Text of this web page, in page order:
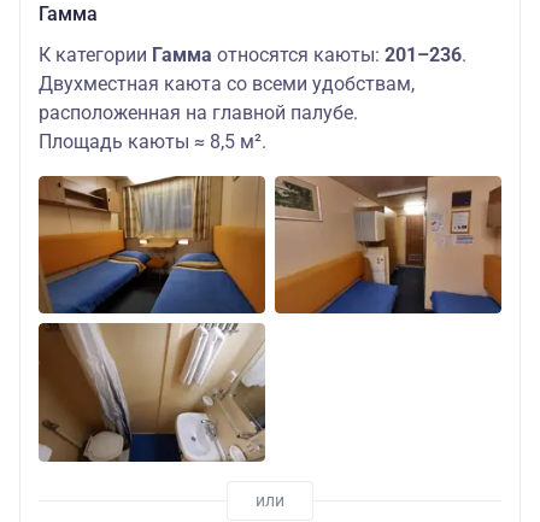
Гамма
К категории Гамма относятся каюты: 201–236.
Двухместная каюта со всеми удобствам,
расположенная на главной палубе.
Площадь каюты ≈ 8,5 м².